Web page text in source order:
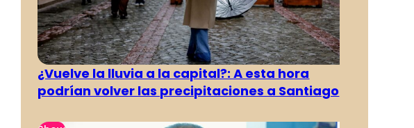
¿Vuelve la lluvia a la capital?: A esta hora
podrían volver las precipitaciones a Santiago